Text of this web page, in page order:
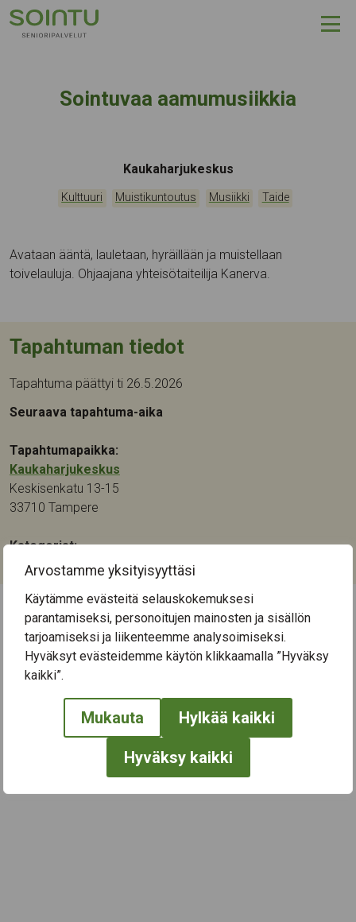
Arvostamme yksityisyyttäsi
Käytämme evästeitä selauskokemuksesi
parantamiseksi, personoitujen mainosten ja sisällön
tarjoamiseksi ja liikenteemme analysoimiseksi.
Hyväksyt evästeidemme käytön klikkaamalla ”Hyväksy
kaikki”.
Mukauta Hylkää kaikki
Hyväksy kaikki
Hyppää sisältöön
Sointuvaa aamumusiikkia
Tapahtumapaikka:
Kaukaharjukeskus
Kategoriat:
Kulttuuri Muistikuntoutus Musiikki Taide
Avataan ääntä, lauletaan, hyräillään ja muistellaan
toivelauluja. Ohjaajana yhteisötaiteilija Kanerva.
Tapahtuman tiedot
Tapahtuma päättyi ti 26.5.2026
Seuraava tapahtuma-aika
Tapahtumapaikka:
Kaukaharjukeskus
Keskisenkatu 13-15
33710 Tampere
Kategoriat:
Kulttuuri,Muistikuntoutus,Musiikki,
← Näytä kaikki tapahtumat